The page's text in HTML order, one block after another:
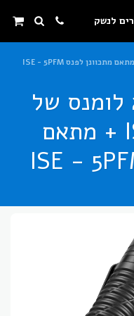
לנשק
פנס לנשק 2500 לומנס של
ISE TACTICAL + מתאם